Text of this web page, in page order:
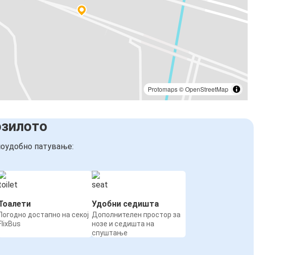
Protomaps©OpenStreetMap
патување:
достапно на секој
Удобни седишта
Дополнителен простор за
нозе и седишта на
спуштање